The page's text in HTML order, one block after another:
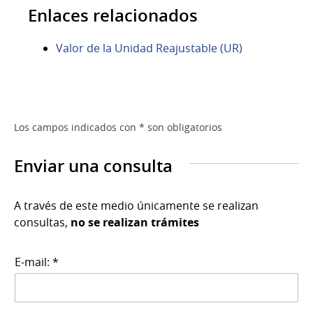
Enlaces relacionados
Valor de la Unidad Reajustable (UR)
Los campos indicados con * son obligatorios
Enviar una consulta
A través de este medio únicamente se realizan
consultas, no se realizan trámites
E-mail: *